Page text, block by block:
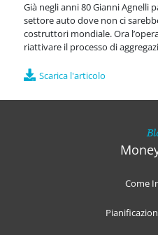
Già negli anni 80 Gianni Agnelli
settore auto dove non ci
costruttori mondiale. Ora
riattivare il processo di
Scarica l'articolo
Come